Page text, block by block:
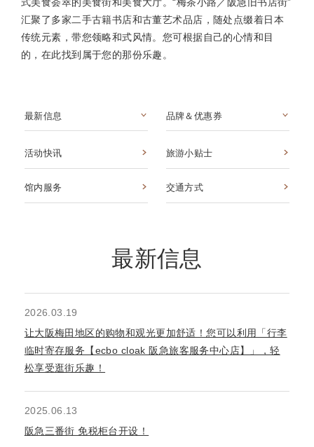
汇聚了多家二手古籍书店和古董艺术品店，随处点缀着日本
传统元素，带您领略和式风情。您可根据自己的心情和目
的，在此找到属于您的那份乐趣。
最新信息 品牌＆优惠券
活动快讯 旅游小贴士
馆内服务 交通方式
最新信息
2026.03.19
让大阪梅田地区的购物和观光更加舒适！您可以利用「行李
临时寄存服务【ecbo cloak 阪急旅客服务中心店】」，轻
松享受逛街乐趣！
2025.06.13
阪急三番街 免税柜台开设！